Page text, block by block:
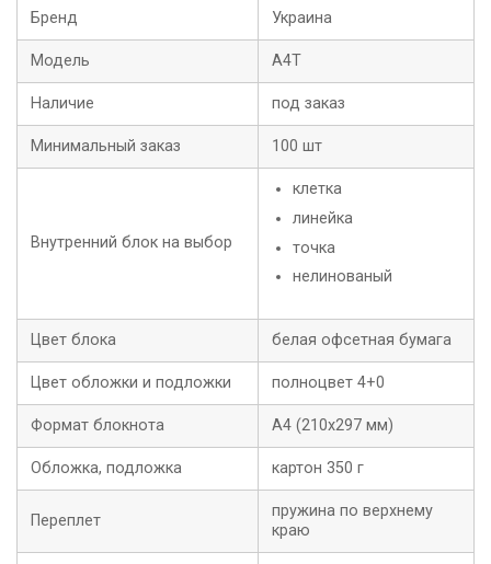
Бренд Украина
Модель А4T
Наличие под заказ
Минимальный заказ 100 шт
Внутренний блок на выбор
клетка
линейка
точка
нелинованый
Цвет блока белая офсетная бумага
Цвет обложки и подложки полноцвет 4+0
Формат блокнота А4 (210х297 мм)
Обложка, подложка картон 350 г
Переплет
пружина по верхнему
краю